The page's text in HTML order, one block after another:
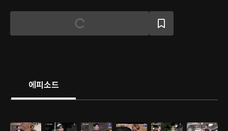
에피소드